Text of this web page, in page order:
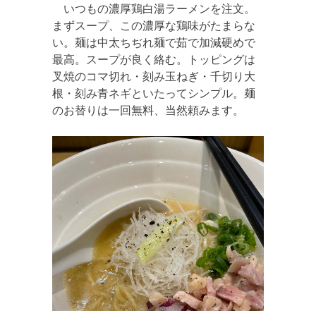
いつもの濃厚鶏白湯ラーメンを注文。
まずスープ、この濃厚な鶏味がたまらな
い。麺は中太ちぢれ麺で茹で加減硬めで
最高。スープが良く絡む。トッピングは
叉焼のコマ切れ・刻み玉ねぎ・千切り大
根・刻み青ネギといたってシンプル。麺
のお替りは一回無料、当然頼みます。